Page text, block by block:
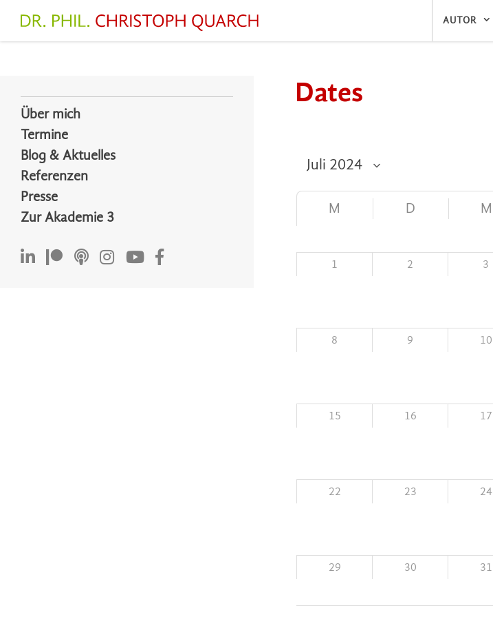
Inhalt
AUTOR
Dates
M D M
1 2 3
8 9 10
15 16 17
22 23 24
29 30 31
Über mich
Termine
Blog & Aktuelles
Referenzen
Presse
Zur Akademie 3